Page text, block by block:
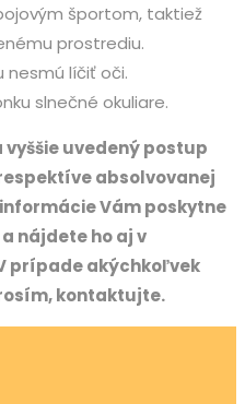
športom, taktiež
prostrediu.
nesmú líčiť oči.
slnečné okuliare.
uvedený postup
absolvovanej
Vám poskytne
nájdete ho aj v
prípade akýchkoľvek
kontaktujte.